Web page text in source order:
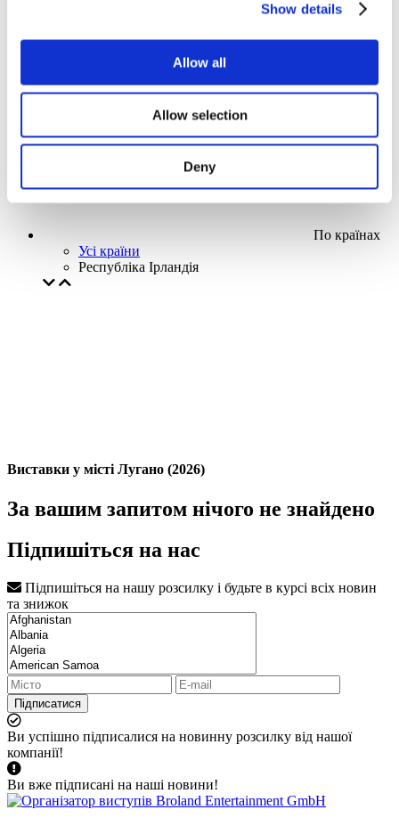
Show details
Allow all
Allow selection
Deny
Наша спецпропозиція
Без піджанру
По країнах
Усі країни
Республіка Ірландія
Виставки у місті Лугано (2026)
За вашим запитом нічого не знайдено
Підпишіться на нас
Підпишіться на нашу розсилку і будьте в курсі всіх новин
та знижок
Підписатися
Ви успішно підписалися на новинну розсилку від нашої
компанії!
Ви вже підписані на наші новини!